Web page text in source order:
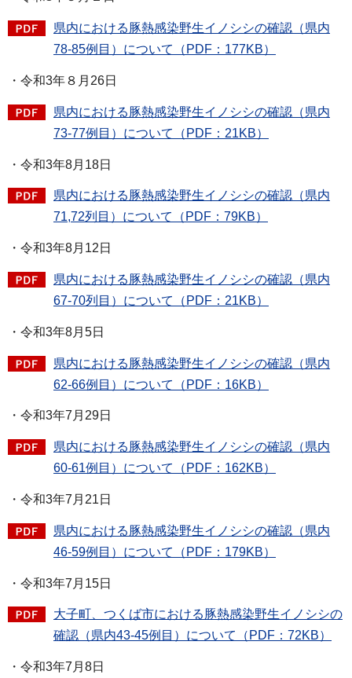
県内における豚熱感染野生イノシシの確認（県内
78-85例目）について（PDF：177KB）
・令和3年８月26日
県内における豚熱感染野生イノシシの確認（県内
73-77例目）について（PDF：21KB）
・令和3年8月18日
県内における豚熱感染野生イノシシの確認（県内
71,72列目）について（PDF：79KB）
・令和3年8月12日
県内における豚熱感染野生イノシシの確認（県内
67-70列目）について（PDF：21KB）
・令和3年8月5日
県内における豚熱感染野生イノシシの確認（県内
62-66例目）について（PDF：16KB）
・令和3年7月29日
県内における豚熱感染野生イノシシの確認（県内
60-61例目）について（PDF：162KB）
・令和3年7月21日
県内における豚熱感染野生イノシシの確認（県内
46-59例目）について（PDF：179KB）
・令和3年7月15日
大子町、つくば市における豚熱感染野生イノシシの
確認（県内43-45例目）について（PDF：72KB）
・令和3年7月8日